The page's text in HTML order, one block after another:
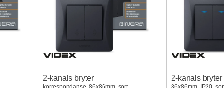
2-kanals bryter 2-kanals